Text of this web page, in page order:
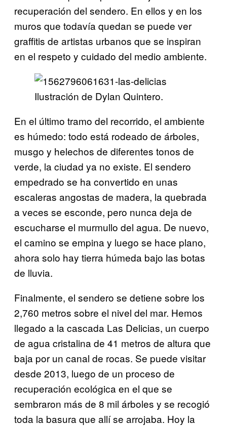
recuperación del sendero. En ellos y en los
muros que todavía quedan se puede ver
graffitis de artistas urbanos que se inspiran
en el respeto y cuidado del medio ambiente.
Ilustración de Dylan Quintero.
En el último tramo del recorrido, el ambiente
es húmedo: todo está rodeado de árboles,
musgo y helechos de diferentes tonos de
verde, la ciudad ya no existe. El sendero
empedrado se ha convertido en unas
escaleras angostas de madera, la quebrada
a veces se esconde, pero nunca deja de
escucharse el murmullo del agua. De nuevo,
el camino se empina y luego se hace plano,
ahora solo hay tierra húmeda bajo las botas
de lluvia.
Finalmente, el sendero se detiene sobre los
2,760 metros sobre el nivel del mar. Hemos
llegado a la cascada Las Delicias, un cuerpo
de agua cristalina de 41 metros de altura que
baja por un canal de rocas. Se puede visitar
desde 2013, luego de un proceso de
recuperación ecológica en el que se
sembraron más de 8 mil árboles y se recogió
toda la basura que allí se arrojaba. Hoy la